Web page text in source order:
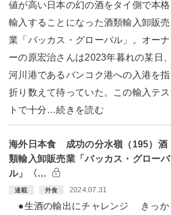
値が高い日本の幻の酒をタイ側で本格
輸入することになった酒類輸入卸販売
業「バッカス・グローバル」。オーナ
ーの原宏治さんは2023年暮れの某日、
河川港であるバンコク港への入港を指
折り数えて待っていた。この輸入テス
トで十分…続きを読む
海外日本食 成功の分水嶺（195）酒
類輸入卸販売業「バッカス・グローバ
ル」〈…
連載 外食 2024.07.31
●生酒の輸出にチャレンジ きっか